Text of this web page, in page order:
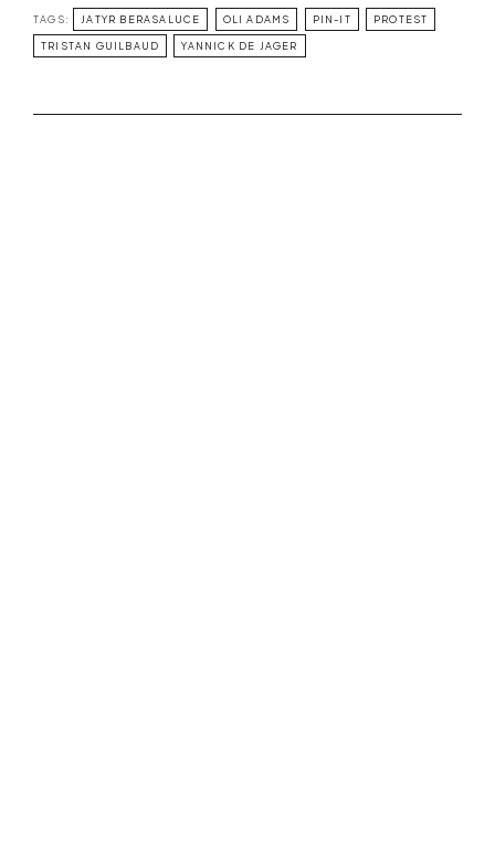
TAGS: JATYR BERASALUCE OLI ADAMS PIN-IT PROTEST
TRISTAN GUILBAUD YANNICK DE JAGER